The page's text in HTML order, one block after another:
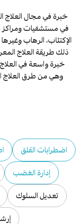
خبرة في مجال العلاج
في مستشفيات ومراكز
الإكتئاب، الرهاب
ذلك طريقة العلاج
وهي من طرق العلاج
اضطرابات القلق
إدارة الغضب
تعديل السلوك